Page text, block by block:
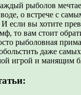
рыболов
о встрече с
если вы хотите
то вам стоит
рыболовная
даже
игрой и манящим